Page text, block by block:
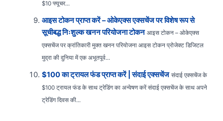
$10 फ्यूचर...
आइस टोकन प्राप्त करें – ओकेएक्स एक्सचेंज पर विशेष रूप से
सूचीबद्ध निःशुल्क खनन परियोजना टोकन आइस टोकन – ओकेएक्स
एक्सचेंज पर क्रांतिकारी मुक्त खनन परियोजना आइस टोकन प्रोजेक्ट डिजिटल
मुद्रा की दुनिया में एक अभूतपूर्व...
$100 का ट्रायल फंड प्राप्त करें | संदाई एक्सचेंज संदाई एक्सचेंज के
$100 ट्रायल फंड के साथ ट्रेडिंग का अन्वेषण करें संदाई एक्सचेंज के साथ अपने
ट्रेडिंग दिवस की...